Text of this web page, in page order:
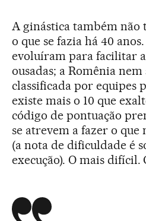
A ginástica também não
o que se fazia há 40
evoluíram para facilitar
ousadas; a Romênia nem
classificada por equipes
existe mais o 10 que
código de pontuação
se atrevem a fazer o que
(a nota de dificuldade é
execução). O mais difícil.